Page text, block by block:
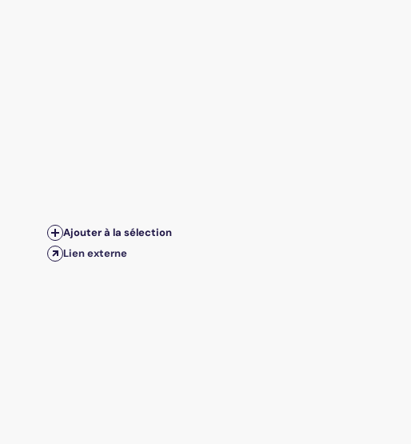
Ajouter à la sélection
Lien externe